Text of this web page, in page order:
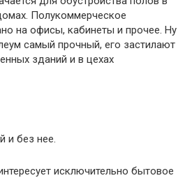
Полукоммерческое
на офисы, кабинеты и прочее. Ну
самый прочный, его застилают
зданий и в цехах
и без нее.
исключительно бытовое